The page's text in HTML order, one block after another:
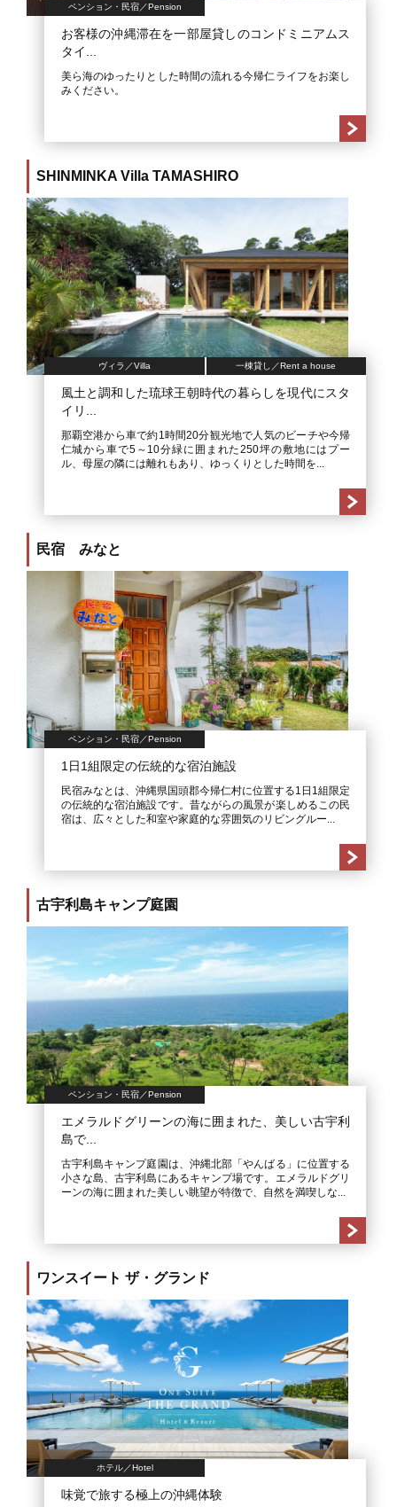
ペンション・民宿／Pension
お客様の沖縄滞在を一部屋貸しのコンドミニアムス
タイ...
美ら海のゆったりとした時間の流れる今帰仁ライフをお楽し
みください。
SHINMINKA Villa TAMASHIRO
ヴィラ／Villa 一棟貸し／Rent a house
風土と調和した琉球王朝時代の暮らしを現代にスタ
イリ...
那覇空港から車で約1時間20分観光地で人気のビーチや今帰
仁城から車で5～10分緑に囲まれた250坪の敷地にはプー
ル、母屋の隣には離れもあり、ゆっくりとした時間を...
民宿 みなと
ペンション・民宿／Pension
1日1組限定の伝統的な宿泊施設
民宿みなとは、沖縄県国頭郡今帰仁村に位置する1日1組限定
の伝統的な宿泊施設です。昔ながらの風景が楽しめるこの民
宿は、広々とした和室や家庭的な雰囲気のリビングルー...
古宇利島キャンプ庭園
ペンション・民宿／Pension
エメラルドグリーンの海に囲まれた、美しい古宇利
島で...
古宇利島キャンプ庭園は、沖縄北部「やんばる」に位置する
小さな島、古宇利島にあるキャンプ場です。エメラルドグリ
ーンの海に囲まれた美しい眺望が特徴で、自然を満喫しな...
ワンスイート ザ・グランド
ホテル／Hotel
味覚で旅する極上の沖縄体験